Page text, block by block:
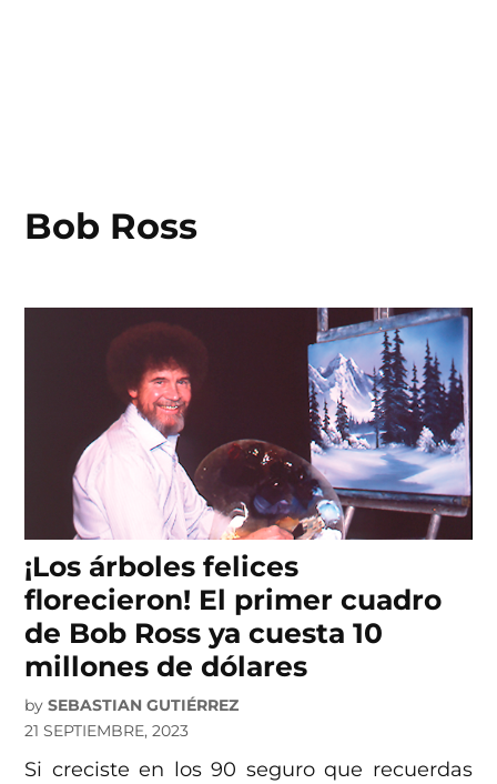
Skip Bob Ross
¡Los árboles felices
florecieron! El primer cuadro
de Bob Ross ya cuesta 10
millones de dólares
by SEBASTIAN GUTIÉRREZ
21 SEPTIEMBRE, 2023
Si creciste en los 90 seguro que recuerdas